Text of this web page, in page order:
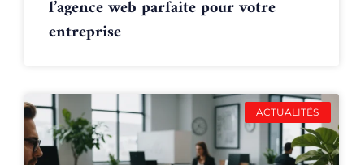
l’agence web parfaite pour votre
entreprise
ACTUALITÉS